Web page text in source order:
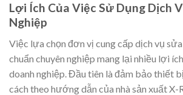
Lợi Ích Của Việc Sử Dụng Dịch
Nghiệp
Việc lựa chọn đơn vị cung cấp dịch vụ
chuẩn chuyên nghiệp mang lại nhiều lợi
doanh nghiệp. Đầu tiên là đảm bảo thiết
cách theo hướng dẫn của nhà sản xuất X-